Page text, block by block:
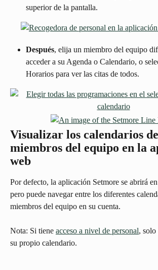
superior de la pantalla.
Después, elija un miembro del equipo
acceder a su Agenda o Calendario, o
Horarios para ver las citas de todos.
Visualizar los calendarios
miembros del equipo en la
web
Por defecto, la aplicación Setmore se abrirá
pero puede navegar entre los diferentes
miembros del equipo en su cuenta.
Nota: Si tiene acceso a nivel de personal, solo
su propio calendario.